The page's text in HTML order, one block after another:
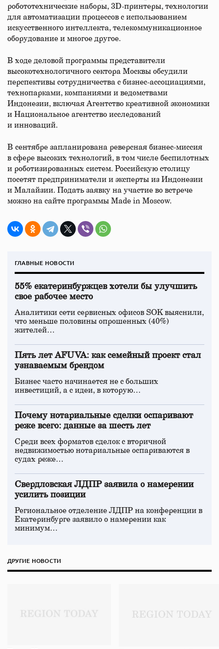
робототехнические наборы, 3D-принтеры, технологии
для автоматизации процессов с использованием
искусственного интеллекта, телекоммуникационное
оборудование и многое другое.
В ходе деловой программы представители
высокотехнологичного сектора Москвы обсудили
перспективы сотрудничества с бизнес-ассоциациями,
технопарками, компаниями и ведомствами
Индонезии, включая Агентство креативной экономики
и Национальное агентство исследований
и инноваций.
В сентябре запланирована реверсная бизнес-миссия
в сфере высоких технологий, в том числе беспилотных
и роботизированных систем. Российскую столицу
посетят предприниматели и эксперты из Индонезии
и Малайзии. Подать заявку на участие во встрече
можно на сайте программы Made in Moscow.
ГЛАВНЫЕ НОВОСТИ
55% екатеринбуржцев хотели бы улучшить
свое рабочее место
Аналитики сети сервисных офисов SOK выяснили,
что меньше половины опрошенных (40%)
жителей…
Пять лет AFUVA: как семейный проект стал
узнаваемым брендом
Бизнес часто начинается не с больших
инвестиций, а с идеи, в которую…
Почему нотариальные сделки оспаривают
реже всего: данные за шесть лет
Среди всех форматов сделок с вторичной
недвижимостью нотариальные оспариваются в
судах реже…
Свердловская ЛДПР заявила о намерении
усилить позиции
Региональное отделение ЛДПР на конференции в
Екатеринбурге заявило о намерении как
минимум…
ДРУГИЕ НОВОСТИ